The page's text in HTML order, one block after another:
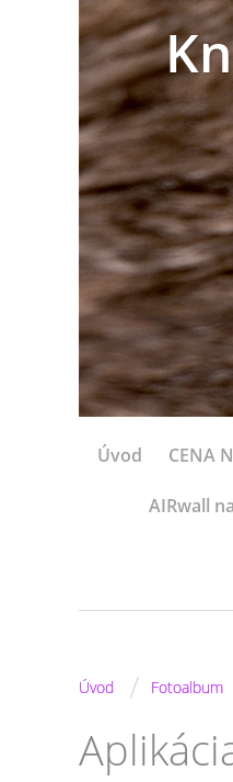
Úvod CENA
AIRwall
Úvod / Fotoalbum